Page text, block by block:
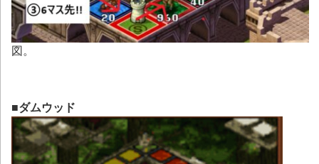
図。
■ダムウッド